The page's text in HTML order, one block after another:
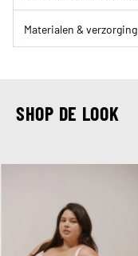
Materialen & verzorging
SHOP DE LOOK